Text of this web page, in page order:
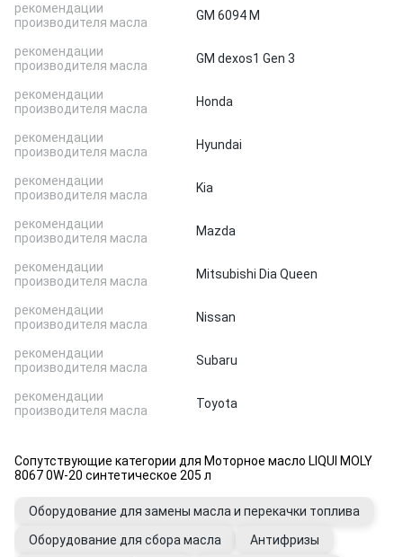
рекомендации
производителя масла
GM 6094 M
рекомендации
производителя масла
GM dexos1 Gen 3
рекомендации
производителя масла
Honda
рекомендации
производителя масла
Hyundai
рекомендации
производителя масла
Kia
рекомендации
производителя масла
Mazda
рекомендации
производителя масла
Mitsubishi Dia Queen
рекомендации
производителя масла
Nissan
рекомендации
производителя масла
Subaru
рекомендации
производителя масла
Toyota
Сопутствующие категории для Моторное масло LIQUI MOLY
8067 0W-20 синтетическое 205 л
Оборудование для замены масла и перекачки топлива
Оборудование для сбора масла
Антифризы